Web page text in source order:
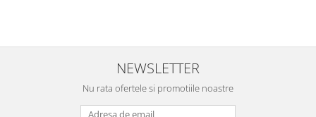
NEWSLETTER
Nu rata ofertele si promotiile noastre